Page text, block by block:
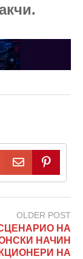
OLDER POST
НА
НАЧИН
НА